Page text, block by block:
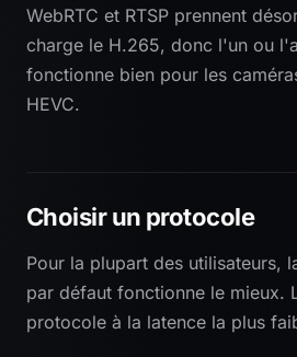
WebRTC et RTSP prennent
charge le H.265, donc l'un ou
fonctionne bien pour les
HEVC.
Choisir un protocole
Pour la plupart des utilisateurs,
par défaut fonctionne le mieux.
protocole à la latence la plus